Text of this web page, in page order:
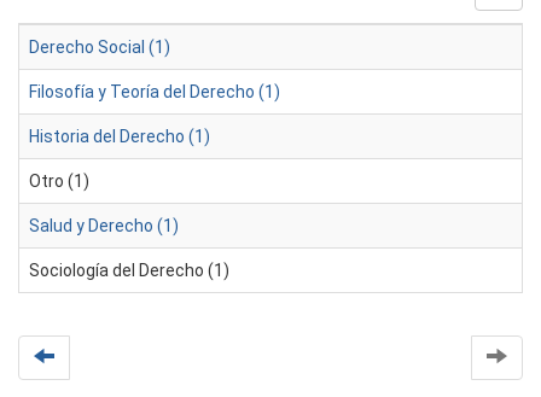
Derecho Social (1)
Filosofía y Teoría del Derecho (1)
Historia del Derecho (1)
Otro (1)
Salud y Derecho (1)
Sociología del Derecho (1)